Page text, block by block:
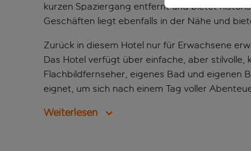
kurzen Spaziergang entfernt und bietet
Geschäften liegt ebenfalls in der Nähe und
Zurück in diesem Hotel nur für Erwachsene
Das Hotel verfügt über einfache, aber
Flachbildfernseher, eigenes Bad und eigenen
eignet, um sich nach einem Tag voller
Weiterlesen